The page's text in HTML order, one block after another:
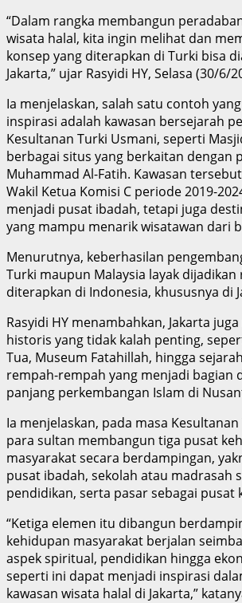
“Dalam rangka membangun
wisata halal, kita ingin melihat dan
konsep yang diterapkan di Turki bisa
Jakarta,” ujar Rasyidi HY, Selasa (30/6/
Ia menjelaskan, salah satu contoh
inspirasi adalah kawasan bersejarah
Kesultanan Turki Usmani, seperti
berbagai situs yang berkaitan dengan
Muhammad Al-Fatih. Kawasan
Wakil Ketua Komisi C periode 2019-
menjadi pusat ibadah, tetapi juga
yang mampu menarik wisatawan dari
Menurutnya, keberhasilan
Turki maupun Malaysia layak
diterapkan di Indonesia, khususnya di
Rasyidi HY menambahkan, Jakarta
historis yang tidak kalah penting,
Tua, Museum Fatahillah, hingga
rempah-rempah yang menjadi bagian
panjang perkembangan Islam di
Ia menjelaskan, pada masa
para sultan membangun tiga pusat
masyarakat secara berdampingan,
pusat ibadah, sekolah atau madrasah
pendidikan, serta pasar sebagai pusat
“Ketiga elemen itu dibangun
kehidupan masyarakat berjalan
aspek spiritual, pendidikan hingga
seperti ini dapat menjadi inspirasi
kawasan wisata halal di Jakarta,”